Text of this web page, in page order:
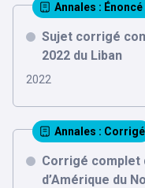
Annales :
Sujet corrigé
2022 du Liban
2022
Annales : Corrigé
Corrigé complet
d’Amérique du